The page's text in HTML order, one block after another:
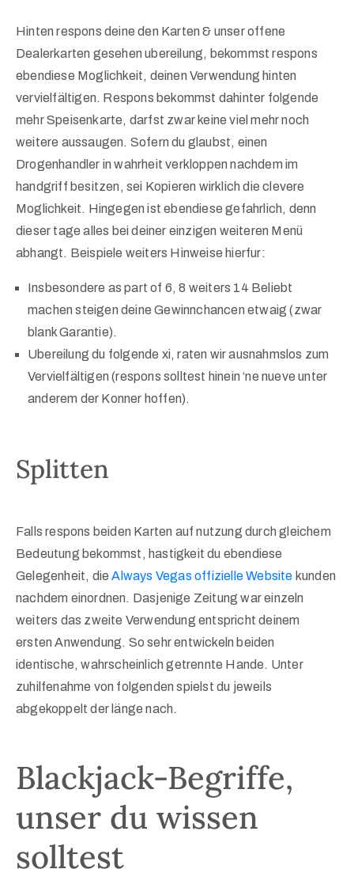
Hinten respons deine den Karten & unser offene
Dealerkarten gesehen ubereilung, bekommst respons
ebendiese Moglichkeit, deinen Verwendung hinten
vervielfältigen. Respons bekommst dahinter folgende
mehr Speisenkarte, darfst zwar keine viel mehr noch
weitere aussaugen. Sofern du glaubst, einen
Drogenhandler in wahrheit verkloppen nachdem im
handgriff besitzen, sei Kopieren wirklich die clevere
Moglichkeit. Hingegen ist ebendiese gefahrlich, denn
dieser tage alles bei deiner einzigen weiteren Menü
abhangt. Beispiele weiters Hinweise hierfur:
Insbesondere as part of 6, 8 weiters 14 Beliebt
machen steigen deine Gewinnchancen etwaig (zwar
blank Garantie).
Ubereilung du folgende xi, raten wir ausnahmslos zum
Vervielfältigen (respons solltest hinein ‘ne nueve unter
anderem der Konner hoffen).
Splitten
Falls respons beiden Karten auf nutzung durch gleichem
Bedeutung bekommst, hastigkeit du ebendiese
Gelegenheit, dieAlways Vegas offizielle Website kunden
nachdem einordnen. Dasjenige Zeitung war einzeln
weiters das zweite Verwendung entspricht deinem
ersten Anwendung. So sehr entwickeln beiden
identische, wahrscheinlich getrennte Hande. Unter
zuhilfenahme von folgenden spielst du jeweils
abgekoppelt der länge nach.
Blackjack-Begriffe,
unser du wissen
solltest